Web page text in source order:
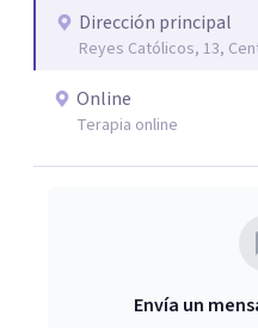
hipnosis regresiva,
aceptación y compromiso,
Dirección principal
Reyes Católicos, 13,
Online
Terapia online
Envía un